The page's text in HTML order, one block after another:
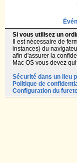
Si vous utilisez un
Il est nécessaire de
instances) du
afin d'assurer la
Mac OS vous devez
Sécurité dans un lieu
Politique de
Configuration du